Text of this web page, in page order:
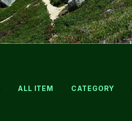
ALL ITEM CATEGORY